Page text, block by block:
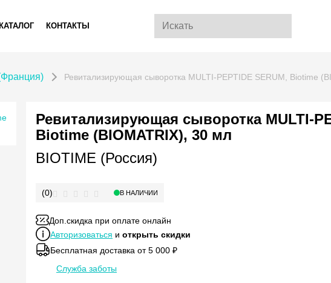
КАТАЛОГ КОНТАКТЫ
Ревитализирующая сыворотка MULTI-PEPTIDE SERUM, Biotime
Ревитализирующая сыворотка MULTI-
Biotime (BIOMATRIX), 30 мл
BIOTIME (Россия)
(0) В НАЛИЧИИ
Доп.скидка при оплате онлайн
Авторизоваться и открыть скидки
Бесплатная доставка от 5 000 ₽
Служба заботы